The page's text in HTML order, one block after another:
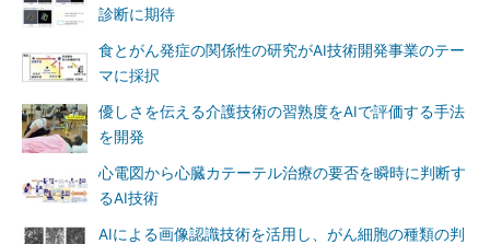
診断に期待
食とがん発症の関係性の研究がAI技術開発事業のテー
マに採択
優しさを伝える介護技術の習熟度をAIで評価する手法
を開発
心電図から心臓カテーテル治療の要否を瞬時に判断す
るAI技術
AIによる画像認識技術を活用し、がん細胞の種類の判